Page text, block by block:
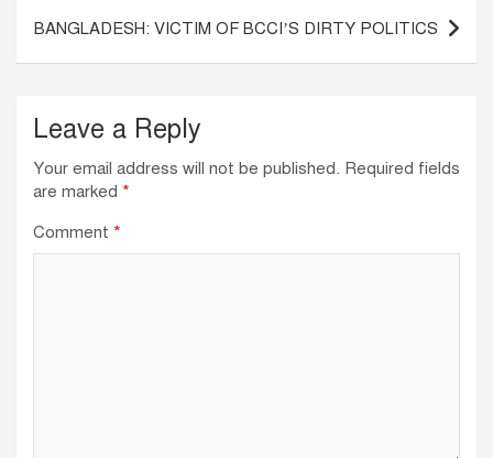
o
k
p
BANGLADESH: VICTIM OF BCCI’S DIRTY POLITICS
Leave a Reply
Your email address will not be published. Required fields
are marked *
Comment *